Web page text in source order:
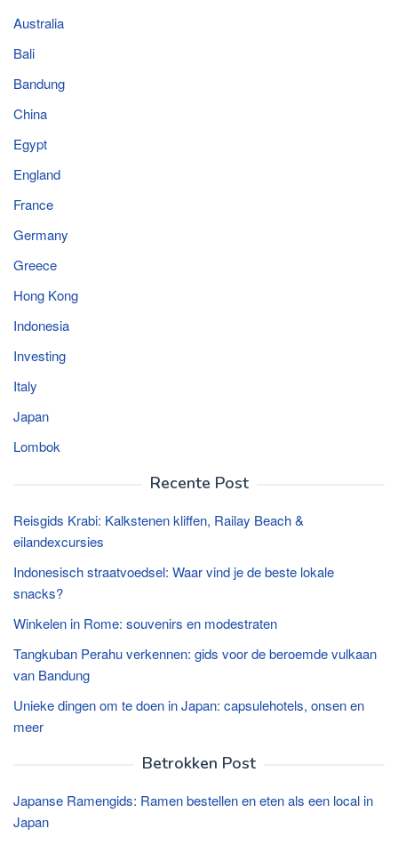
Australia
Bali
Bandung
China
Egypt
England
France
Germany
Greece
Hong Kong
Indonesia
Investing
Italy
Japan
Lombok
Recente Post
Reisgids Krabi: Kalkstenen kliffen, Railay Beach &
eilandexcursies
Indonesisch straatvoedsel: Waar vind je de beste lokale
snacks?
Winkelen in Rome: souvenirs en modestraten
Tangkuban Perahu verkennen: gids voor de beroemde vulkaan
van Bandung
Unieke dingen om te doen in Japan: capsulehotels, onsen en
meer
Betrokken Post
Japanse Ramengids: Ramen bestellen en eten als een local in
Japan